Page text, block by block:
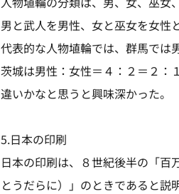
男と武人を男性、女と巫女を女性
代表的な人物埴輪では、群馬では
茨城は男性：女性＝４：２＝２：
違いかなと思うと興味深かった。
5.日本の印刷
日本の印刷は、８世紀後半の「百
とうだらに）」のときであると説